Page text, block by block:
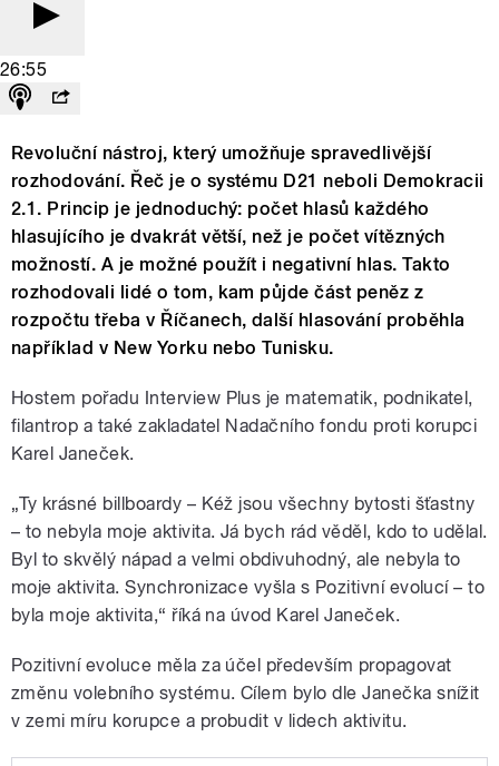
26:55
Revoluční nástroj, který umožňuje spravedlivější
rozhodování. Řeč je o systému D21 neboli Demokracii
2.1. Princip je jednoduchý: počet hlasů každého
hlasujícího je dvakrát větší, než je počet vítězných
možností. A je možné použít i negativní hlas. Takto
rozhodovali lidé o tom, kam půjde část peněz z
rozpočtu třeba v Říčanech, další hlasování proběhla
například v New Yorku nebo Tunisku.
Hostem pořadu Interview Plus je matematik, podnikatel,
filantrop a také zakladatel Nadačního fondu proti korupci
Karel Janeček.
„Ty krásné billboardy – Kéž jsou všechny bytosti šťastny
– to nebyla moje aktivita. Já bych rád věděl, kdo to udělal.
Byl to skvělý nápad a velmi obdivuhodný, ale nebyla to
moje aktivita. Synchronizace vyšla s Pozitivní evolucí – to
byla moje aktivita,“ říká na úvod Karel Janeček.
Pozitivní evoluce měla za účel především propagovat
změnu volebního systému. Cílem bylo dle Janečka snížit
v zemi míru korupce a probudit v lidech aktivitu.